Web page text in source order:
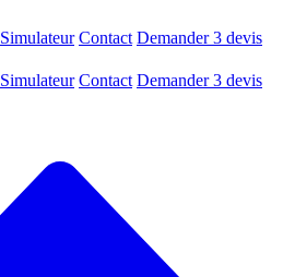
Simulateur Contact Demander 3 devis
Simulateur Contact Demander 3 devis